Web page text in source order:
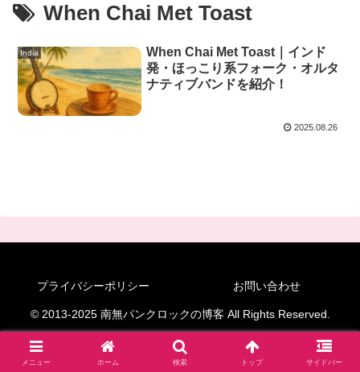
When Chai Met Toast
India
When Chai Met Toast｜インド
発・ほっこり系フォーク・オルタ
ナティブバンドを紹介！
2025.08.26
プライバシーポリシー お問い合わせ
© 2013-2025 南無パンクロックの博客 All Rights Reserved.
メニュー ホーム 検索 トップ サイドバー